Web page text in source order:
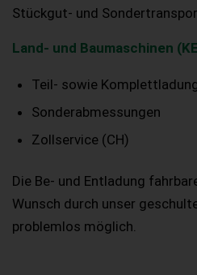
Stückgut- und
Land- und Baumaschinen
Teil- sowie
Sonderabmessungen
Zollservice (CH)
Die Be- und Entladung
Wunsch durch unser
problemlos möglich.